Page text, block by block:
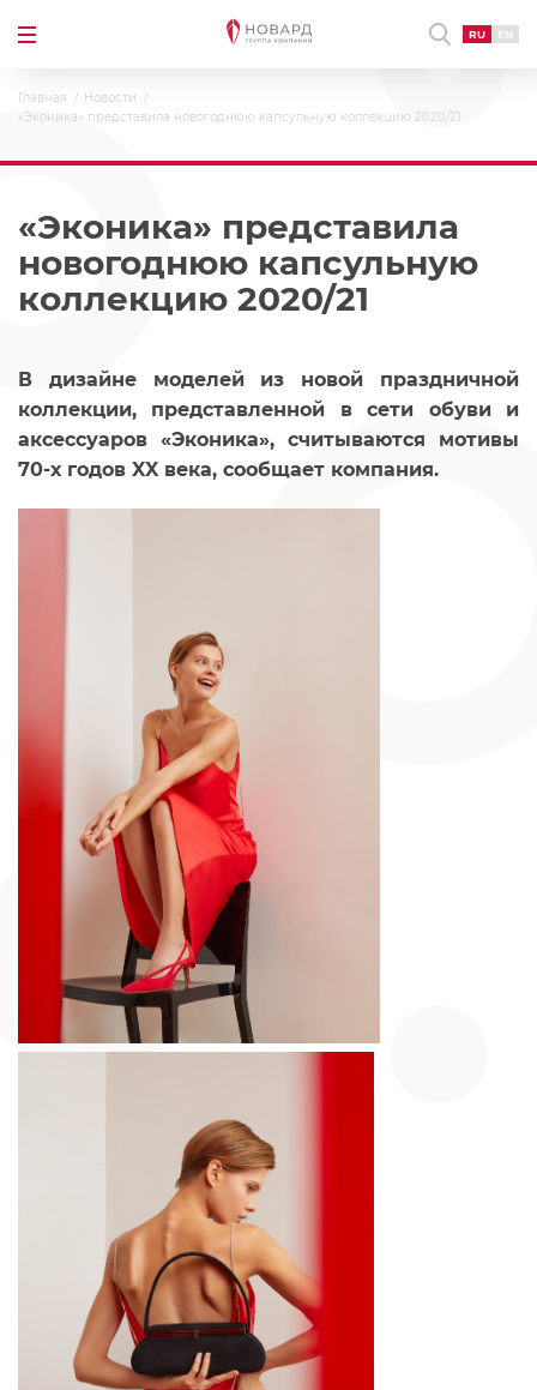
RU EN
Главная
Новости
«Эконика» представила новогоднюю капсульную коллекцию 2020/21
«Эконика» представила
новогоднюю капсульную
коллекцию 2020/21
В дизайне моделей из новой праздничной
коллекции, представленной в сети обуви и
аксессуаров «Эконика», считываются мотивы
70-х годов XX века, сообщает компания.